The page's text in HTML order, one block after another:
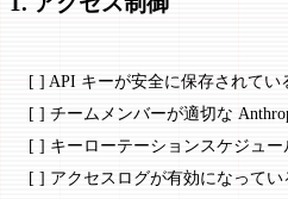
[ ] API キーが安全に保存されてい
[ ] チームメンバーが適切な
[ ] キーローテーションスケジュ
[ ] アクセスログが有効になってい